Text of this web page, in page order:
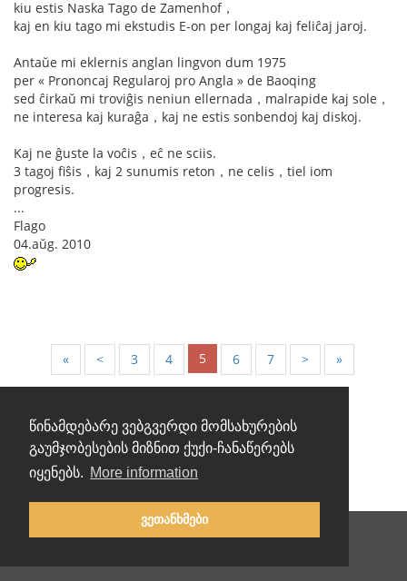
წინამდებარე ვებგვერდი მომსახურების
გაუმჯობესების მიზნით ქუქი-ჩანაწერებს
იყენებს. More information
ვეთანხმები
kiu estis Naska Tago de Zamenhof，
kaj en kiu tago mi ekstudis E-on per longaj kaj feliĉaj jaroj.
Antaŭe mi eklernis anglan lingvon dum 1975
per « Prononcaj Regularoj pro Angla » de Baoqing
sed ĉirkaŭ mi troviĝis neniun ellernada，malrapide kaj sole，
ne interesa kaj kuraĝa，kaj ne estis sonbendoj kaj diskoj.
Kaj ne ĝuste la voĉis，eĉ ne sciis.
3 tagoj fiŝis，kaj 2 sunumis reton，ne celis，tiel iom
progresis.
...
Flago
04.aŭg. 2010
« < 3 4 5 6 7 > »